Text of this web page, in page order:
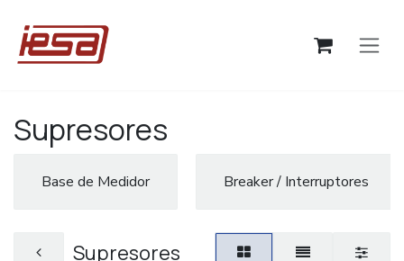
Supresores
Base de Medidor Breaker / Interruptores
Supresores